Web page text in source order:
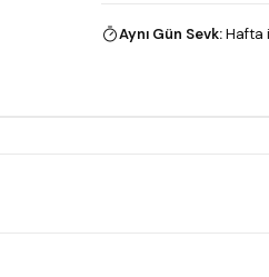
Aynı Gün Sevk:Hafta